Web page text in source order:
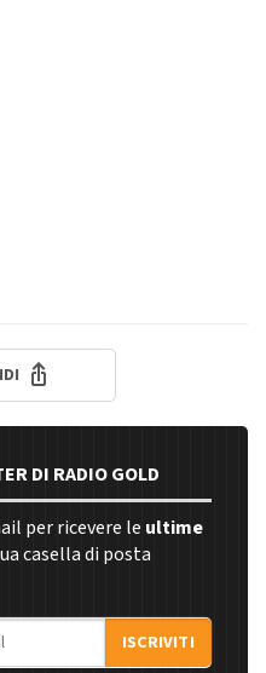
DI RADIO GOLD
per ricevere le ultime
casella di posta
ISCRIVITI